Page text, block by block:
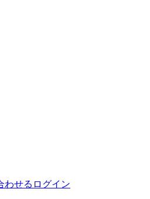
わせる ログイン